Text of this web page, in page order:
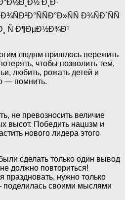
людям пришлось пережить
чтобы позволить тем,
любить, рожать детей и
— помнить.
не превозносить величие
высот. Победить нaцuзм и
нового лидера этого
сделать только один вывод
должно повториться!
праздновать, нужно только
поделилась своими мыслями